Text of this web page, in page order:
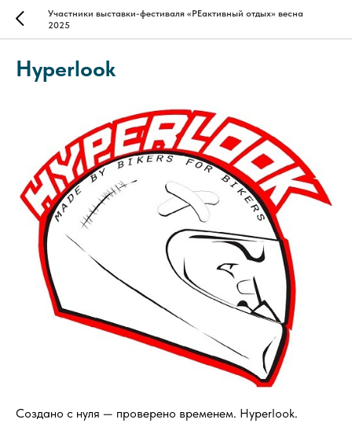
Участники выставки-фестиваля «РЕактивный отдых» весна
2025
Hyperlook
Создано с нуля — проверено временем. Hyperlook.